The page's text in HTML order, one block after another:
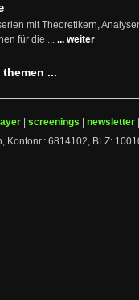
mit Theoretikern,
für die ... ... weiter
...
screenings newsletter
Kontonr.: 6814102, BLZ: